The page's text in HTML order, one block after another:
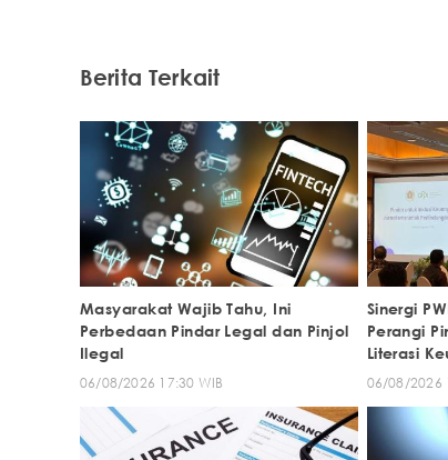
Berita Terkait
Masyarakat Wajib Tahu, Ini
Perbedaan Pindar Legal dan Pinjol
Ilegal
06/08/2026 17:30 WIB
Sinergi
Perangi
Literasi
06/08/2026